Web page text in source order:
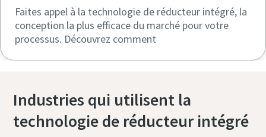
Faites appel à la technologie de réducteur intégré, la
conception la plus efficace du marché pour votre
processus. Découvrez comment
Industries qui utilisent la
technologie de réducteur intégré